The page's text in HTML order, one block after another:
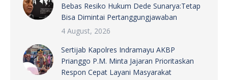
Bebas Resiko Hukum Dede Sunarya:Tetap
Bisa Dimintai Pertanggungjawaban
4 August, 2026
Sertijab Kapolres Indramayu AKBP
Prianggo P.M. Minta Jajaran Prioritaskan
Respon Cepat Layani Masyarakat